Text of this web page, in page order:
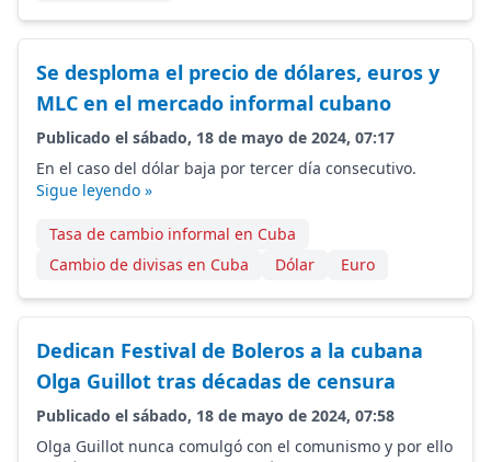
Se desploma el precio de dólares, euros y
MLC en el mercado informal cubano
Publicado el sábado, 18 de mayo de 2024, 07:17
En el caso del dólar baja por tercer día consecutivo.
Sigue leyendo »
Tasa de cambio informal en Cuba
Cambio de divisas en Cuba
Dólar Euro
Dedican Festival de Boleros a la cubana
Olga Guillot tras décadas de censura
Publicado el sábado, 18 de mayo de 2024, 07:58
Olga Guillot nunca comulgó con el comunismo y por ello